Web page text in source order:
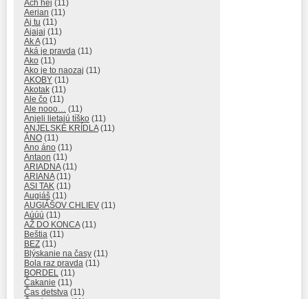
Ach hej (11)
Aerian (11)
Aj tu (11)
Ajajaj (11)
Ak A(11)
Aká je pravda (11)
Ako (11)
Ako je to naozaj (11)
AKOBY (11)
Akotak (11)
Ale čo (11)
Ale nooo… (11)
Anjeli lietajú tíško (11)
ANJELSKÉ KRÍDLA(11)
ÁNO (11)
Ano áno (11)
Antaon (11)
ARIADNA(11)
ARIANA(11)
ASI TAK (11)
Augiáš (11)
AUGIÁŠOV CHLIEV (11)
Aúúú (11)
AŽ DO KONCA(11)
Beštia (11)
BEZ (11)
Blýskanie na časy (11)
Bola raz pravda (11)
BORDEL (11)
Čakanie (11)
Čas detstva (11)